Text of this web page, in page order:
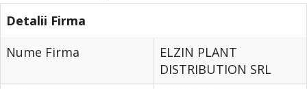
Detalii Firma
Nume Firma
ELZIN PLANT
DISTRIBUTION SRL